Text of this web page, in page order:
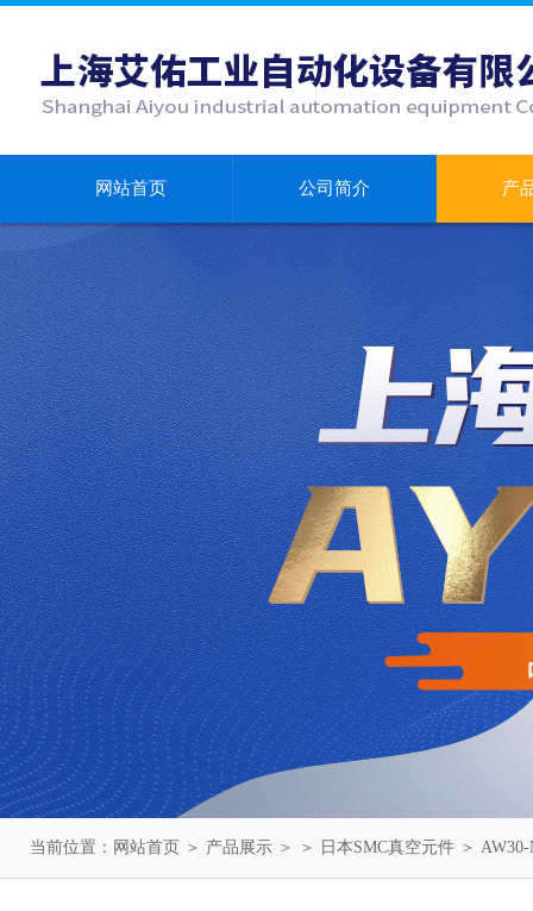
网站首页 公司简介 产
当前位置： 网站首页 ＞ 产品展示 ＞ ＞ 日本SMC真空元件 ＞